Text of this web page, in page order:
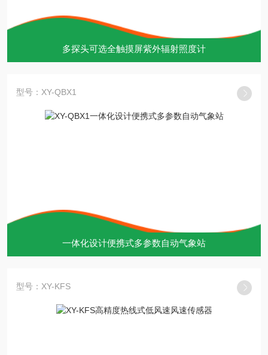
多探头可选全触摸屏紫外辐射照度计
型号：XY-QBX1
一体化设计便携式多参数自动气象站
型号：XY-KFS